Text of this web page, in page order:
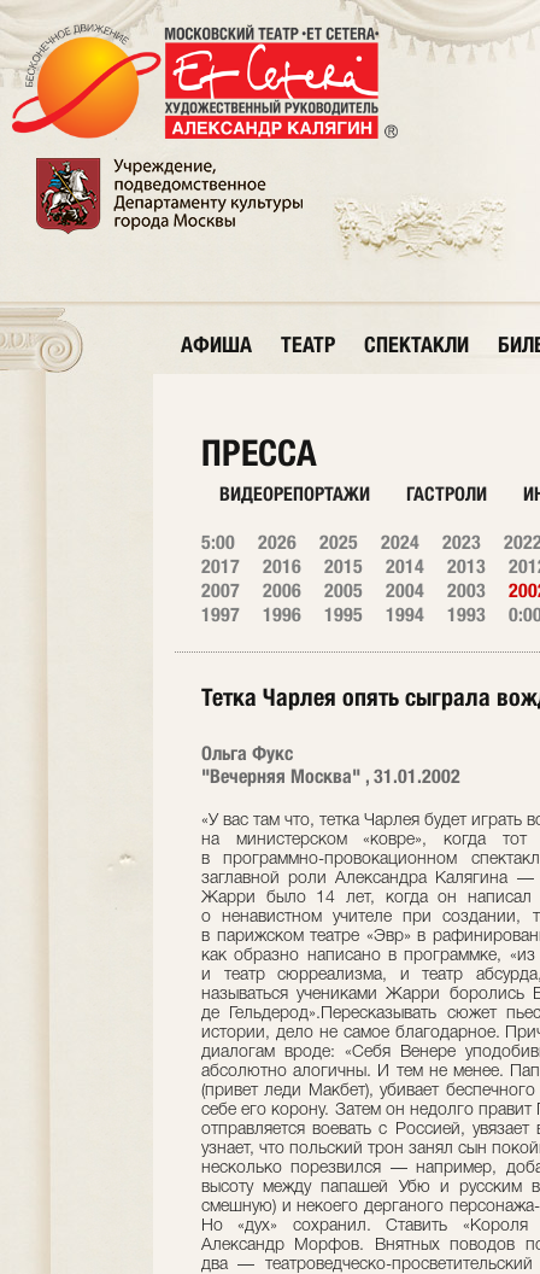
АФИША ТЕАТР СПЕКТАКЛИ
ПРЕССА
ВИДЕОРЕПОРТАЖИ ГАСТРОЛИ
5:00 2026 2025 2024 2023
2017
2016 2015 2014 2013
2007
2006 2005 2004 2003
1997
1996 1995 1994 1993
Тетка Чарлея опять сыграла
Ольга Фукс
"Вечерняя Москва" , 31.01.2002
«У вас там что, тетка Чарлея будет
на министерском «ковре», когда
в программно-провокационном
заглавной роли Александра Калягина
Жарри было 14 лет, когда он написал
о ненавистном учителе при создании,
в парижском театре «Эвр» в
как образно написано в программке,
и театр сюрреализма, и театр
называться учениками Жарри
де Гельдерод».Пересказывать сюжет
истории, дело не самое благодарное.
диалогам вроде: «Себя Венере
абсолютно алогичны. И тем не менее.
(привет леди Макбет), убивает
себе его корону. Затем он недолго
отправляется воевать с Россией,
узнает, что польский трон занял сын
несколько порезвился — например,
высоту между папашей Убю и русским
смешную) и некоего дерганого
Но «дух» сохранил. Ставить
Александр Морфов. Внятных поводов
два — театроведческо-